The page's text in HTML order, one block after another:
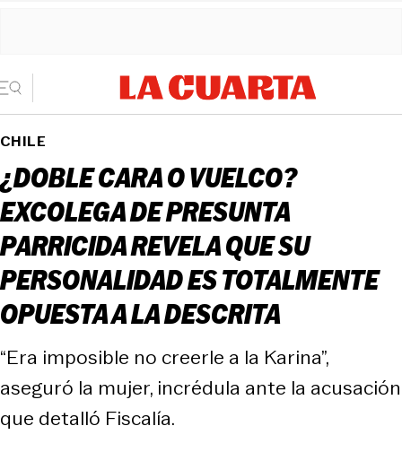
CHILE
¿DOBLE CARA O VUELCO?
EXCOLEGA DE PRESUNTA
PARRICIDA REVELA QUE SU
PERSONALIDAD ES TOTALMENTE
OPUESTA A LA DESCRITA
“Era imposible no creerle a la Karina”,
aseguró la mujer, incrédula ante la acusación
que detalló Fiscalía.